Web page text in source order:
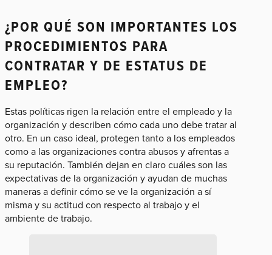
¿POR QUÉ SON IMPORTANTES LOS
PROCEDIMIENTOS PARA
CONTRATAR Y DE ESTATUS DE
EMPLEO?
Estas políticas rigen la relación entre el empleado y la
organización y describen cómo cada uno debe tratar al
otro. En un caso ideal, protegen tanto a los empleados
como a las organizaciones contra abusos y afrentas a
su reputación. También dejan en claro cuáles son las
expectativas de la organización y ayudan de muchas
maneras a definir cómo se ve la organización a sí
misma y su actitud con respecto al trabajo y el
ambiente de trabajo.